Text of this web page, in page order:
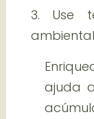
3. Use
ambiental
ajuda